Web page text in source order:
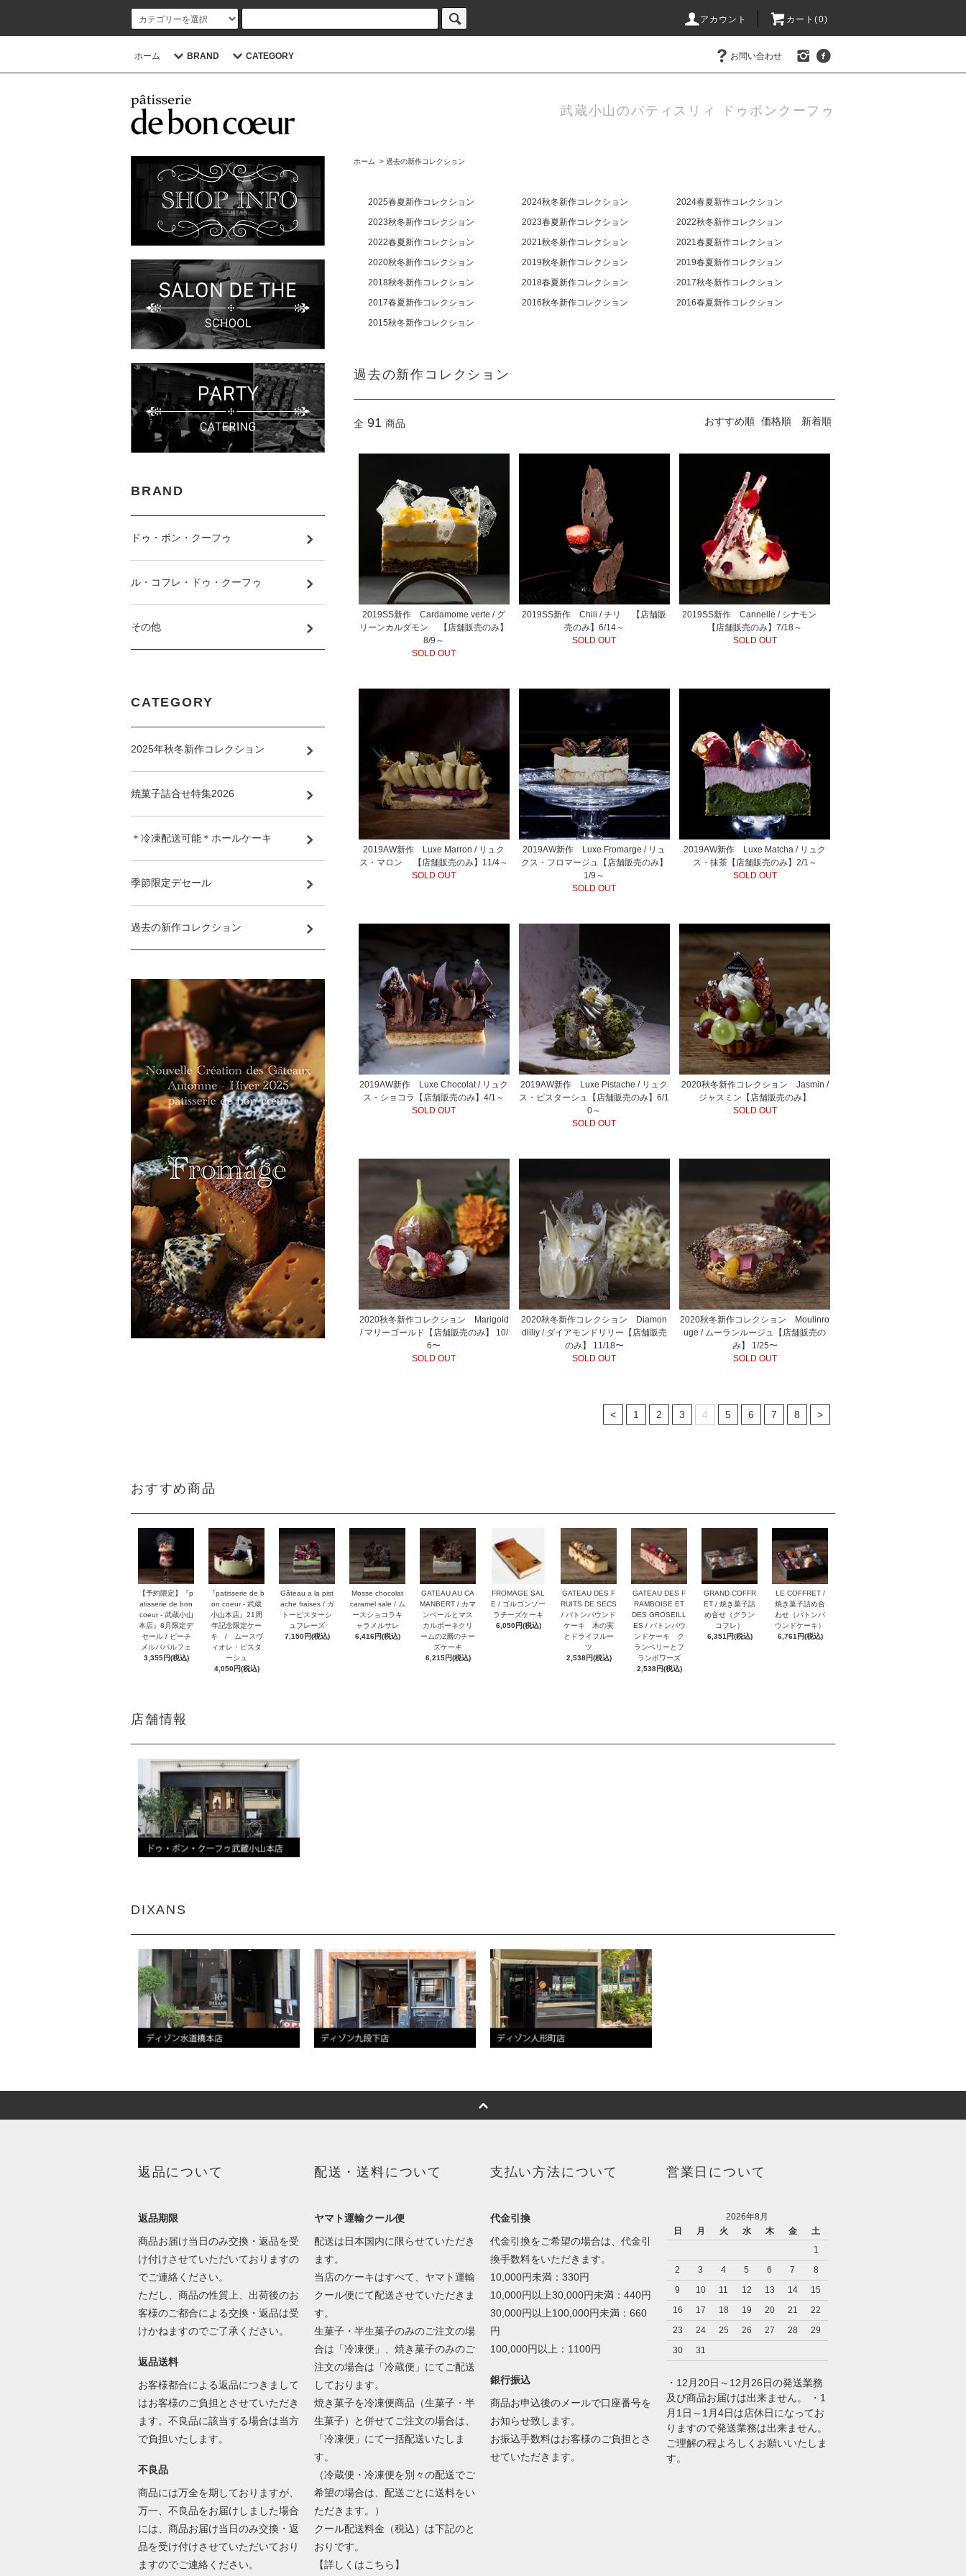
アカウント カート(0)
ホーム BRAND CATEGORY お問い合わせ
武蔵小山のパティスリィ ドゥボンクーフゥ
ホーム > 過去の新作コレクション
2025春夏新作コレクション 2024秋冬新作コレクション
2024春夏新作コレクション
2023秋冬新作コレクション
2023春夏新作コレクション
2022秋冬新作コレクション
2022春夏新作コレクション
2021秋冬新作コレクション
2021春夏新作コレクション
2020秋冬新作コレクション
2019秋冬新作コレクション
2019春夏新作コレクション
2018秋冬新作コレクション
2018春夏新作コレクション
2017秋冬新作コレクション
2017春夏新作コレクション
2016秋冬新作コレクション
2016春夏新作コレクション
2015秋冬新作コレクション
過去の新作コレクション
全 91 商品 おすすめ順 価格順 新着順
2019SS新作 Cardamome verte / グ
リーンカルダモン 【店舗販売のみ】
8/9～
SOLD OUT
2019SS新作 Chili / チリ 【店舗販
売のみ】6/14～
SOLD OUT
2019SS新作 Cannelle / シナモン
【店舗販売のみ】7/18～
SOLD OUT
2019AW新作 Luxe Marron / リュク
ス・マロン 【店舗販売のみ】11/4～
SOLD OUT
2019AW新作 Luxe Fromarge / リュ
クス・フロマージュ【店舗販売のみ】
1/9～
SOLD OUT
2019AW新作 Luxe Matcha / リュク
ス・抹茶【店舗販売のみ】2/1～
SOLD OUT
2019AW新作 Luxe Chocolat / リュク
ス・ショコラ【店舗販売のみ】4/1～
SOLD OUT
2019AW新作 Luxe Pistache / リュク
ス・ピスターシュ【店舗販売のみ】6/1
0～
SOLD OUT
2020秋冬新作コレクション Jasmin /
ジャスミン【店舗販売のみ】
SOLD OUT
2020秋冬新作コレクション Marigold
/ マリーゴールド【店舗販売のみ】 10/
6〜
SOLD OUT
2020秋冬新作コレクション Diamon
dliliy / ダイアモンドリリー【店舗販売
のみ】 11/18〜
SOLD OUT
2020秋冬新作コレクション Moulinro
uge / ムーランルージュ【店舗販売の
み】 1/25〜
SOLD OUT
< 1 2 3 4 5 6 7 8 >
BRAND
ドゥ・ボン・クーフゥ
ル・コフレ・ドゥ・クーフゥ
その他
CATEGORY
2025年秋冬新作コレクション
焼菓子詰合せ特集2026
＊冷凍配送可能＊ホールケーキ
季節限定デセール
過去の新作コレクション
おすすめ商品
【予約限定】『p
atisserie de bon
coeur - 武蔵小山
本店』8月限定デ
セール / ピーチ
メルバパルフェ
3,355円(税込)
『patisserie de b
on coeur - 武蔵
小山本店』21周
年記念限定ケー
キ / ムースヴ
ィオレ・ピスタ
ーシュ
4,050円(税込)
Gâteau a la pist
ache fraises / ガ
トーピスターシ
ュフレーズ
7,150円(税込)
Mosse chocolat
caramel sale / ム
ースショコラキ
ャラメルサレ
6,416円(税込)
GATEAU AU CA
MANBERT / カマ
ンベールとマス
カルポーネクリ
ームの2層のチー
ズケーキ
6,215円(税込)
FROMAGE SAL
E / ゴルゴンゾー
ラチーズケーキ
6,050円(税込)
GATEAU DES F
RUITS DE SECS
/ バトンパウンド
ケーキ 木の実
とドライフルー
ツ
2,538円(税込)
GATEAU DES F
RAMBOISE ET
DES GROSEILL
ES / バトンパウ
ンドケーキ ク
ランベリーとフ
ランボワーズ
2,538円(税込)
GRAND COFFR
ET / 焼き菓子詰
め合せ（グラン
コフレ）
6,351円(税込)
LE COFFRET /
焼き菓子詰め合
わせ（バトンパ
ウンドケーキ）
6,761円(税込)
店舗情報
DIXANS
返品について
返品期限
商品お届け当日のみ交換・返品を受
け付けさせていただいておりますの
でご連絡ください。
ただし、商品の性質上、出荷後のお
客様のご都合による交換・返品は受
けかねますのでご了承ください。
返品送料
お客様都合による返品につきまして
はお客様のご負担とさせていただき
ます。不良品に該当する場合は当方
で負担いたします。
不良品
商品には万全を期しておりますが、
万一、不良品をお届けしました場合
には、商品お届け当日のみ交換・返
品を受け付けさせていただいており
ますのでご連絡ください。
配送・送料について
ヤマト運輸クール便
配送は日本国内に限らせていただき
ます。
当店のケーキはすべて、ヤマト運輸
クール便にて配送させていただきま
す。
生菓子・半生菓子のみのご注文の場
合は「冷凍便」、焼き菓子のみのご
注文の場合は「冷蔵便」にてご配送
しております。
焼き菓子を冷凍便商品（生菓子・半
生菓子）と併せてご注文の場合は、
「冷凍便」にて一括配送いたしま
す。
（冷蔵便・冷凍便を別々の配送でご
希望の場合は、配送ごとに送料をい
ただきます。）
クール配送料金（税込）は下記のと
おりです。
【詳しくはこちら 】
支払い方法について
代金引換
代金引換をご希望の場合は、代金引
換手数料をいただきます。
10,000円未満：330円
10,000円以上30,000円未満：440円
30,000円以上100,000円未満：660
円
100,000円以上：1100円
銀行振込
商品お申込後のメールで口座番号を
お知らせ致します。
お振込手数料はお客様のご負担とさ
せていただきます。
営業日について
2026年8月
日
月 火 水 木 金
土
1
2
3 4 5 6 7
8
9
10 11 12 13 14
15
16
17 18 19 20 21
22
23
24 25 26 27 28
29
30
31
・12月20日～12月26日の発送業務
及び商品お届けは出来ません。 ・1
月1日～1月4日は店休日になってお
りますので発送業務は出来ません。
ご理解の程よろしくお願いいたしま
す。